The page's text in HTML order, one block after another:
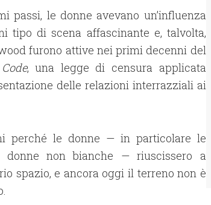
passi, le donne avevano un’influenza
tipo di scena affascinante e, talvolta,
furono attive nei primi decenni del
, una legge di censura applicata
delle relazioni interrazziali ai
perché le donne — in particolare le
donne non bianche — riuscissero a
spazio, e ancora oggi il terreno non è